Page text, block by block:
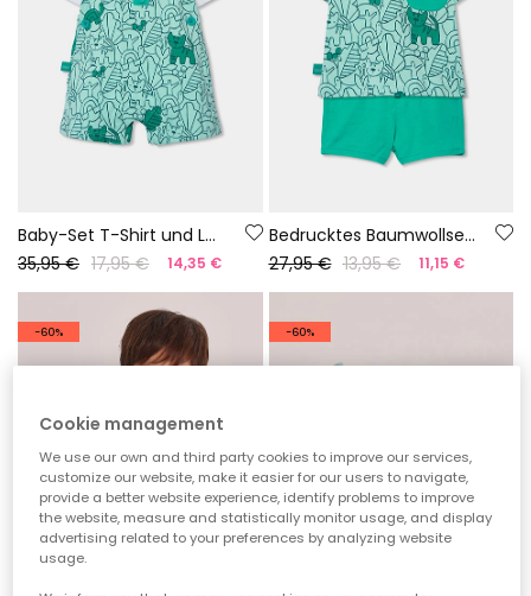
Baby-Set T-Shirt und Latzhose grüner Print
35,95 € 17,95 € 14,35 €
Bedrucktes Baumwollset für Babys
27,95 € 13,95 € 11,15 €
-60% -60%
Cookie management
We use our own and third party cookies to improve our services,
customize our website, make it easier for our users to navigate,
provide a better website experience, identify problems to improve
the website, measure and statistically monitor usage, and display
advertising related to your preferences by analyzing website
usage.